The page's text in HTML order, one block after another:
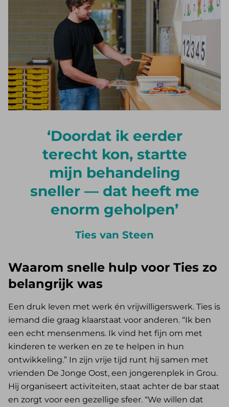
Doordat ik eerder
terecht kon, startte
mijn behandeling
sneller — dat heeft me
enorm geholpen
Ties van Steen
Waarom snelle hulp voor Ties zo
belangrijk was
Een druk leven met werk én vrijwilligerswerk. Ties is
iemand die graag klaarstaat voor anderen. “Ik ben
een echt mensenmens. Ik vind het fijn om met
kinderen te werken en ze te helpen in hun
ontwikkeling.” In zijn vrije tijd runt hij samen met
vrienden De Jonge Oost, een jongerenplek in Grou.
Hij organiseert activiteiten, staat achter de bar staat
en zorgt voor een gezellige sfeer. “We willen dat